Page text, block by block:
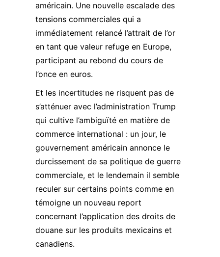
américain. Une nouvelle escalade des
tensions commerciales qui a
immédiatement relancé l’attrait de l’or
en tant que valeur refuge en Europe,
participant au rebond du cours de
l’once en euros.
Et les incertitudes ne risquent pas de
s’atténuer avec l’administration Trump
qui cultive l’ambiguïté en matière de
commerce international : un jour, le
gouvernement américain annonce le
durcissement de sa politique de guerre
commerciale, et le lendemain il semble
reculer sur certains points comme en
témoigne un nouveau report
concernant l’application des droits de
douane sur les produits mexicains et
canadiens.